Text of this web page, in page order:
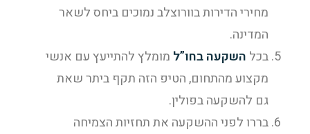
מחירי הדירות בוורוצלב נמוכים ביחס לשאר
המדינה.
בכל השקעה בחו”ל מומלץ להתייעץ עם אנשי
מקצוע מהתחום, הטיפ הזה תקף ביתר שאת
גם להשקעה בפולין.
בררו לפני ההשקעה את תחזיות הצמיחה